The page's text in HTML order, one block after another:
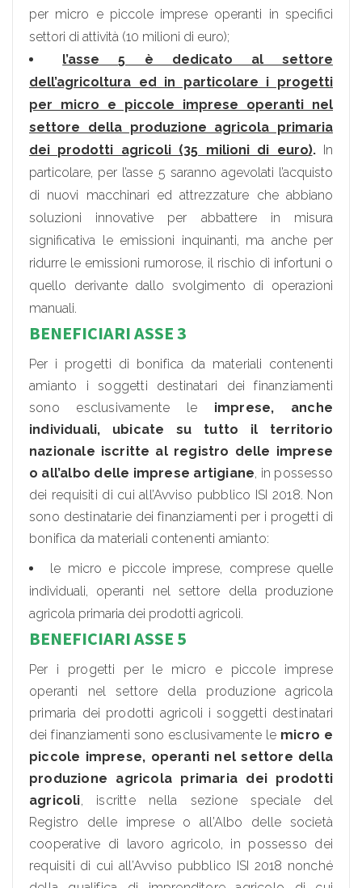
per micro e piccole imprese operanti in specifici
settori di attività (10 milioni di euro);
l’asse 5 è dedicato al settore
dell’agricoltura ed in particolare i progetti
per micro e piccole imprese operanti nel
settore della produzione agricola primaria
dei prodotti agricoli (35 milioni di euro). In
particolare, per l’asse 5 saranno agevolati l’acquisto
di nuovi macchinari ed attrezzature che abbiano
soluzioni innovative per abbattere in misura
significativa le emissioni inquinanti, ma anche per
ridurre le emissioni rumorose, il rischio di infortuni o
quello derivante dallo svolgimento di operazioni
manuali.
BENEFICIARI ASSE 3
Per i progetti di bonifica da materiali contenenti
amianto i soggetti destinatari dei finanziamenti
sono esclusivamente le imprese, anche
individuali, ubicate su tutto il territorio
nazionale iscritte al registro delle imprese
o all’albo delle imprese artigiane, in possesso
dei requisiti di cui all’Avviso pubblico ISI 2018. Non
sono destinatarie dei finanziamenti per i progetti di
bonifica da materiali contenenti amianto:
le micro e piccole imprese, comprese quelle
individuali, operanti nel settore della produzione
agricola primaria dei prodotti agricoli.
BENEFICIARI ASSE 5
Per i progetti per le micro e piccole imprese
operanti nel settore della produzione agricola
primaria dei prodotti agricoli i soggetti destinatari
dei finanziamenti sono esclusivamente le micro e
piccole imprese, operanti nel settore della
produzione agricola primaria dei prodotti
agricoli, iscritte nella sezione speciale del
Registro delle imprese o all’Albo delle società
cooperative di lavoro agricolo, in possesso dei
requisiti di cui all’Avviso pubblico ISI 2018 nonché